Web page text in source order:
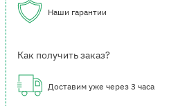
Наши гарантии
Как получить заказ?
Доставим уже через 3 часа